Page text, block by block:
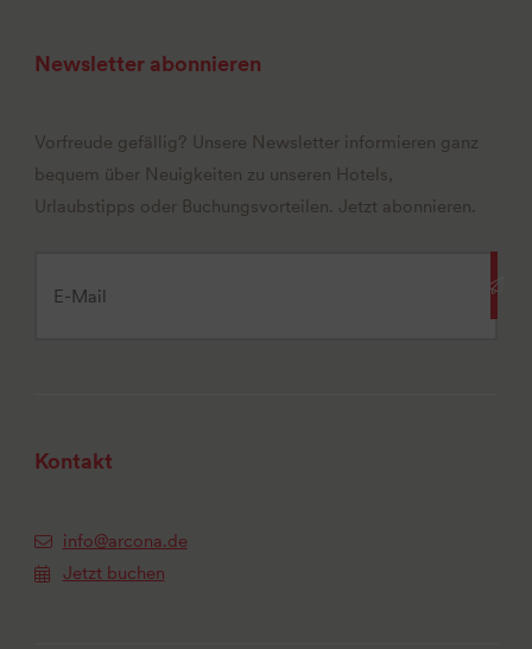
Newsletter abonnieren
Vorfreude gefällig? Unsere Newsletter informieren ganz
bequem über Neuigkeiten zu unseren Hotels,
Urlaubstipps oder Buchungsvorteilen. Jetzt abonnieren.
Kontakt
info@arcona.de
Jetzt buchen